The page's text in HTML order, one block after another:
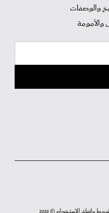
والوصفات
والأمومة